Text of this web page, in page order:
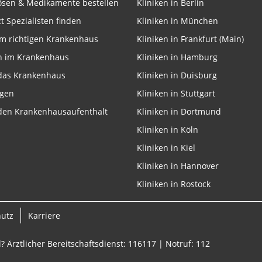
& Medikamente bestellen
Spezialisten finden
richtigen Krankenhaus
im Krankenhaus
Krankenhaus
Krankenhausaufenthalt
Kliniken in Berlin
Kliniken in München
Kliniken in Frankfurt (Main)
Kliniken in Hamburg
Kliniken in Duisburg
Kliniken in Stuttgart
Kliniken in Dortmund
Kliniken in Köln
Kliniken in Kiel
Kliniken in Hannover
Kliniken in Rostock
Karriere
Ärztlicher Bereitschaftsdienst: 116117 | Notruf: 112